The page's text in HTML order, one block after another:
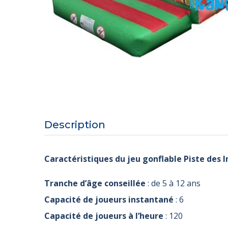
Description
Caractéristiques du jeu gonflable Piste des
Tranche d’âge conseillée : de 5 à 12 ans
Capacité de joueurs instantané : 6
Capacité de joueurs à l’heure : 120